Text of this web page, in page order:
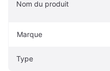
Nom du produit
Marque
Type